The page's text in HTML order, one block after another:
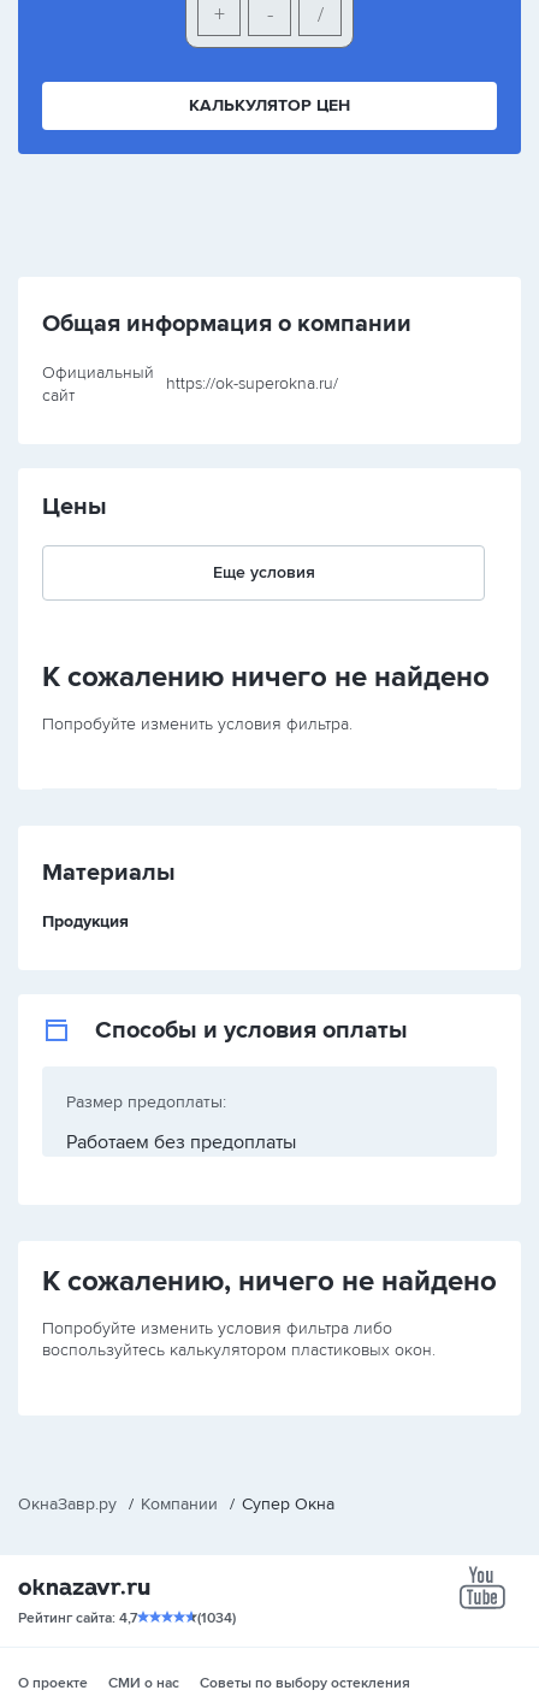
+
- /
КАЛЬКУЛЯТОР ЦЕН
Общая информация о компании
Официальный
сайт
https://ok-superokna.ru/
Цены
Еще условия
К сожалению ничего не найдено
Попробуйте изменить условия фильтра.
Материалы
Продукция
Способы и условия оплаты
Размер предоплаты:
Работаем без предоплаты
К сожалению, ничего не найдено
Попробуйте изменить условия фильтра либо
воспользуйтесь калькулятором пластиковых окон.
ОкнаЗавр.ру / Компании / Супер Окна
Рейтинг сайта: 4,7 (1034)
О проекте СМИ о нас Советы по выбору остекления